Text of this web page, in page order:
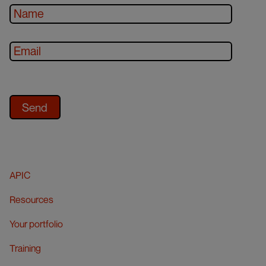
APIC
Resources
Your portfolio
Training